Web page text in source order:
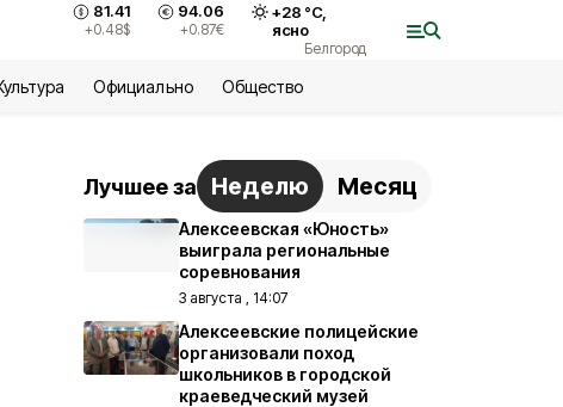
81.41
+0.48$
94.06
+0.87€
+28 °С,
ясно
Белгород
Официально Общество
Лучшее за Неделю Месяц
Алексеевская «Юность»
выиграла региональные
соревнования
3 августа , 14:07
Алексеевские полицейские
организовали поход
школьников в городской
краеведческий музей